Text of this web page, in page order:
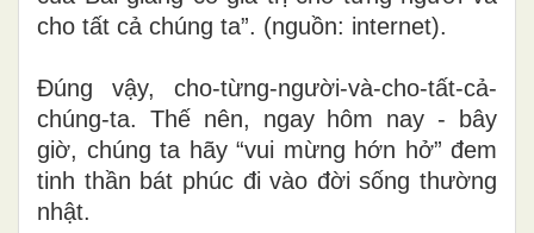
cho tất cả chúng ta”. (nguồn: internet).
Đúng vậy, cho-từng-người-và-cho-tất-cả-
chúng-ta. Thế nên, ngay hôm nay - bây
giờ, chúng ta hãy “vui mừng hớn hở” đem
tinh thần bát phúc đi vào đời sống thường
nhật.